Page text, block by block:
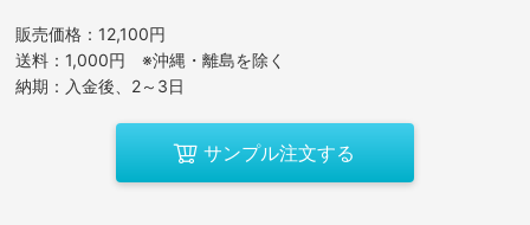
販売価格：12,100円
送料：1,000円 ※沖縄・離島を除く
納期：入金後、2～3日
サンプル注文する